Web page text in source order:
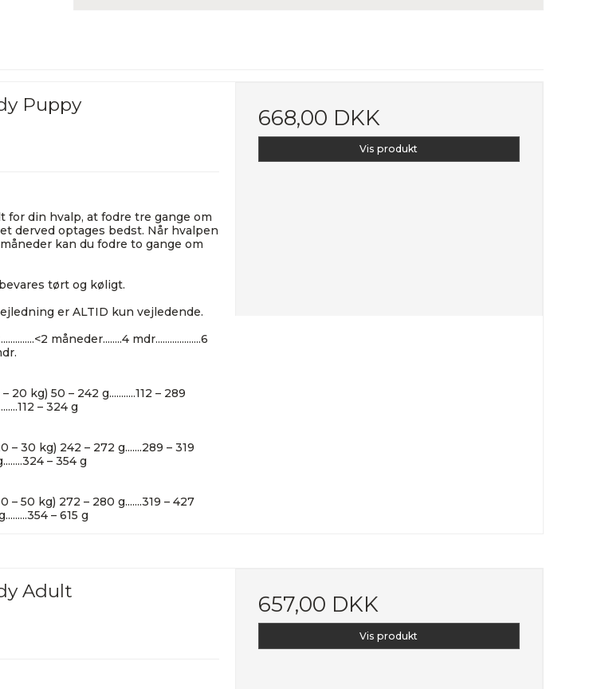
Puppy
for din hvalp, at fodre tre gange om
derved optages bedst. Når hvalpen
kan du fodre to gange om
tørt og køligt.
er ALTID kun vejledende.
måneder........4 mdr...................6
kg) 50 – 242 g...........112 – 289
– 324 g
30 kg) 242 – 272 g.......289 – 319
– 354 g
50 kg) 272 – 280 g.......319 – 427
– 615 g
668,00 DKK
Vis produkt
Adult
657,00 DKK
Vis produkt